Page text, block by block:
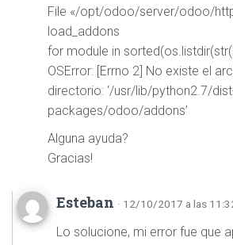
File «/opt/odoo/server/odoo/
load_addons
for module in
OSError: [Errno 2] No existe el
directorio: ‘/usr/lib/python2.7/
packages/odoo/addons’
Alguna ayuda?
Gracias!
Esteban · 12/10/2017 a las
Lo solucione, mi error fue que